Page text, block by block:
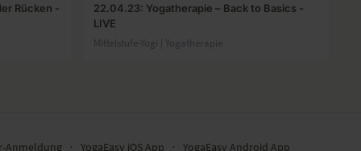
Rücken -
22.04.23: Yogatherapie – Back to Basics -
LIVE
Mittelstufe-Yogi | Yogatherapie
Anmeldung ∙ YogaEasy iOS App ∙ YogaEasy Android App